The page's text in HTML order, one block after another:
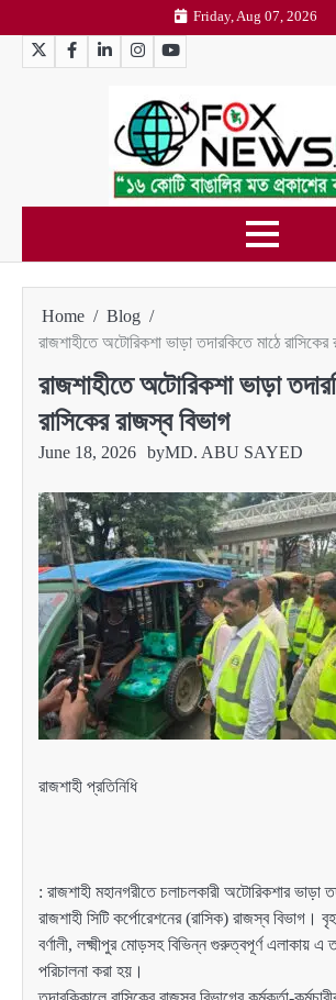
to
content
Friday, Aug 07, 2026
TwitterFacebookLinkedInInstagramYouTube
Home
Blog
রাজশাহীতে অটোরিকশা ভাড়া তদারকিতে মাঠে রাসিকের
রাজশাহীতে অটোরিকশা ভাড়া
রাসিকের রাজস্ব বিভাগ
June 18, 2026 byMD. ABU SAYED
রাজশাহী প্রতিনিধি
: রাজশাহী মহানগরীতে চলাচলকারী অটোরিকশার ভাড়া
রাজশাহী সিটি কর্পোরেশনের (রাসিক) রাজস্ব বিভাগ।
বর্ণালী, লক্ষ্মীপুর মোড়সহ বিভিন্ন গুরুত্বপূর্ণ এলাকায় এ
পরিচালনা করা হয়।